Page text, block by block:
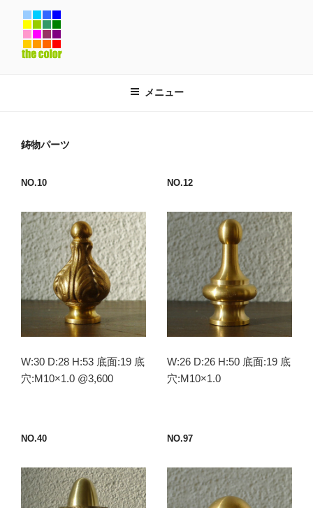
メニュー
鋳物パーツ
NO.10
W:30 D:28 H:53 底面:19 底
穴:M10×1.0 @3,600
NO.12
W:26 D:26 H:50 底面:19 底
穴:M10×1.0
NO.40 NO.97